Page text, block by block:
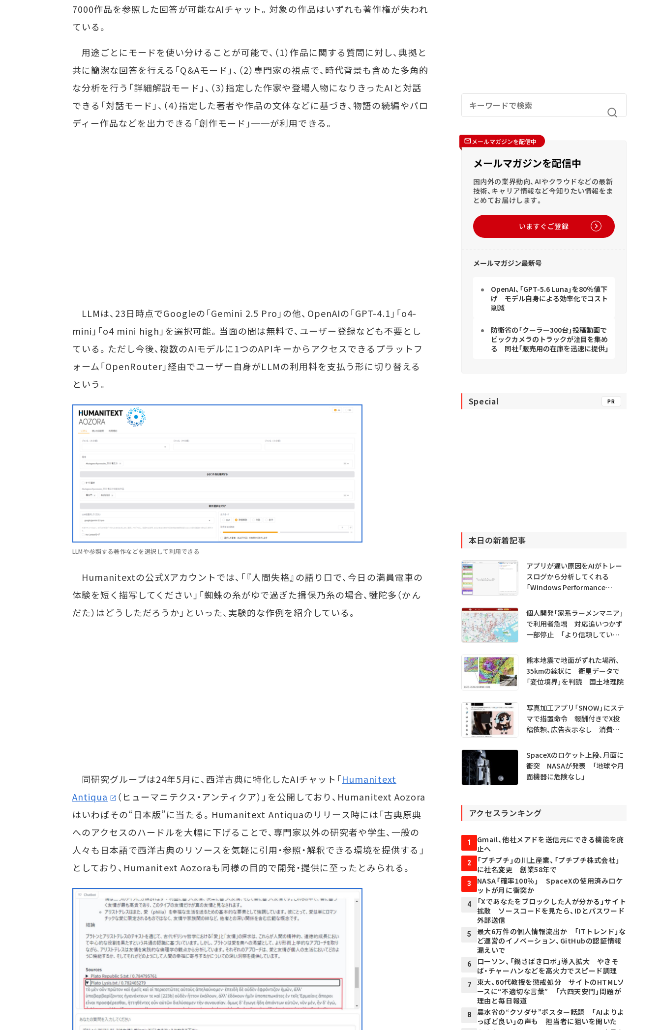
7000作品を参照した回答が可能なAIチャット。対象の作品はいずれも著作権が失われ
ている。
用途ごとにモードを使い分けることが可能で、（1）作品に関する質問に対し、典拠と
共に簡潔な回答を行える「Q&Aモード」、（2）専門家の視点で、時代背景も含めた多角的
な分析を行う「詳細解説モード」、（3）指定した作家や登場人物になりきったAIと対話
できる「対話モード」、（4）指定した著者や作品の文体などに基づき、物語の続編やパロ
ディー作品などを出力できる「創作モード」──が利用できる。
LLMは、23日時点でGoogleの「Gemini 2.5 Pro」の他、OpenAIの「GPT-4.1」「o4-
mini」「o4 mini high」を選択可能。当面の間は無料で、ユーザー登録なども不要とし
ている。ただし今後、複数のAIモデルに1つのAPIキーからアクセスできるプラットフ
ォーム「OpenRouter」経由でユーザー自身がLLMの利用料を支払う形に切り替える
という。
LLMや参照する著作などを選択して利用できる
Humanitextの公式Xアカウントでは、「『人間失格』の語り口で、今日の満員電車の
体験を短く描写してください」「蜘蛛の糸がゆで過ぎた揖保乃糸の場合、犍陀多（かん
だた）はどうしただろうか」といった、実験的な作例を紹介している。
同研究グループは24年5月に、西洋古典に特化したAIチャット「Humanitext
Antiqua
（ヒューマニテクス・アンティクア）」を公開しており、Humanitext Aozora
はいわばその“日本版”に当たる。Humanitext Antiquaのリリース時には「古典原典
へのアクセスのハードルを大幅に下げることで、専門家以外の研究者や学生、一般の
人々も日本語で西洋古典のリソースを気軽に引用・参照・解釈できる環境を提供する」
としており、Humanitext Aozoraも同様の目的で開発・提供に至ったとみられる。
メールマガジンを配信中
メールマガジンを配信中
国内外の業界動向、AIやクラウドなどの最新
技術、キャリア情報など今知りたい情報をま
とめてお届けします。
いますぐご登録
メールマガジン最新号
OpenAI、「GPT-5.6 Luna」を80％値下
げ モデル自身による効率化でコスト
削減
防衛省の「クーラー300台」投稿動画で
ビックカメラのトラックが注目を集め
る 同社「販売用の在庫を迅速に提供」
Special PR
本日の新着記事
アプリが遅い原因をAIがトレー
スログから分析してくれる
「Windows Performance
プレビュー公開
個人開発「家系ラーメンマニア」
で利用者急増 対応追いつかず
一部停止 「より信頼していた
熊本地震で地面がずれた場所、
35kmの線状に 衛星データで
「変位境界」を判読 国土地理院
写真加工アプリ「SNOW」にステ
マで措置命令 報酬付きでX投
稿依頼、広告表示なし 消費者
SpaceXのロケット上段、月面に
衝突 NASAが発表 「地球や月
面機器に危険なし」
アクセスランキング
1
Gmail、他社メアドを送信元にできる機能を廃
止へ
2
「プチプチ」の川上産業、「プチプチ株式会社」
に社名変更 創業58年で
3
NASA「確率100％」 SpaceXの使用済みロケ
ットが月に衝突か
4
「Xであなたをブロックした人が分かる」サイト
拡散 ソースコードを見たら、IDとパスワード
外部送信
5
最大6万件の個人情報流出か 「ITトレンド」な
ど運営のイノベーション、GitHubの認証情報
漏えいで
6
ローソン、「鍋さばきロボ」導入拡大 やきそ
ば・チャーハンなどを高火力でスピード調理
7
東大、60代教授を懲戒処分 サイトのHTMLソ
ースに“不適切な言葉” 「六四天安門」問題が
理由と毎日報道
8
農水省の“クソダサ”ポスター話題 「AIよりよ
っぽど良い」の声も 担当者に狙いを聞いた